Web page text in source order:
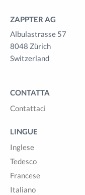
ZAPPTER AG
Albulastrasse 57
8048 Zürich
Switzerland
CONTATTA
Contattaci
LINGUE
Inglese
Tedesco
Francese
Italiano